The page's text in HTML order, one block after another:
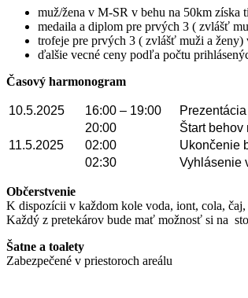
muž/žena v M-SR v behu na 50km získa
medaila a diplom pre prvých 3 ( zvlášť
trofeje pre prvých 3 ( zvlášť muži a
ďalšie vecné ceny podľa počtu
Časový harmonogram
10.5.2025 16:00 – 19:00
20:00
Štart behov
11.5.2025
02:00
Ukončenie
02:30
Vyhlásenie
Občerstvenie
K dispozícii v každom kole voda, iont, cola,
Každý z pretekárov bude mať možnosť si na
Šatne a toalety
Zabezpečené v priestoroch areálu